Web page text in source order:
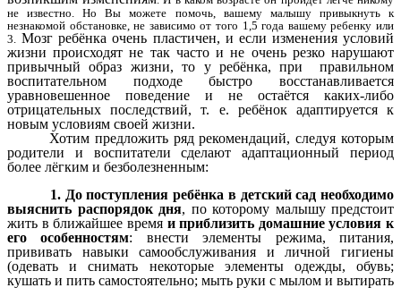
не известно. Но Вы можете помочь, вашему малышу привыкнуть к
незнакомой обстановке, не зависимо от того 1,5 года вашему ребенку или
3. Мозг ребёнка очень пластичен, и если изменения условий
жизни происходят не так часто и не очень резко нарушают
привычный образ жизни, то у ребёнка, при правильном
воспитательном подходе быстро восстанавливается
уравновешенное поведение и не остаётся каких-либо
отрицательных последствий, т. е. ребёнок адаптируется к
новым условиям своей жизни.
Хотим предложить ряд рекомендаций, следуя которым
родители и воспитатели сделают адаптационный период
более лёгким и безболезненным:
1. До поступления ребёнка в детский сад необходимо
выяснить распорядок дня, по которому малышу предстоит
жить в ближайшее время и приблизить домашние условия к
его особенностям: внести элементы режима, питания,
прививать навыки самообслуживания и личной гигиены
(одевать и снимать некоторые элементы одежды, обувь;
кушать и пить самостоятельно; мыть руки с мылом и вытирать